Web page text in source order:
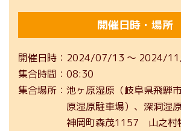
開催日時・場所
開催日時 2024/07/13 〜 2024/
集合時間
08:30
集合場所
池ヶ原湿原（岐阜県飛騨
原湿原駐車場）、深洞湿
神岡町森茂1157 山之村